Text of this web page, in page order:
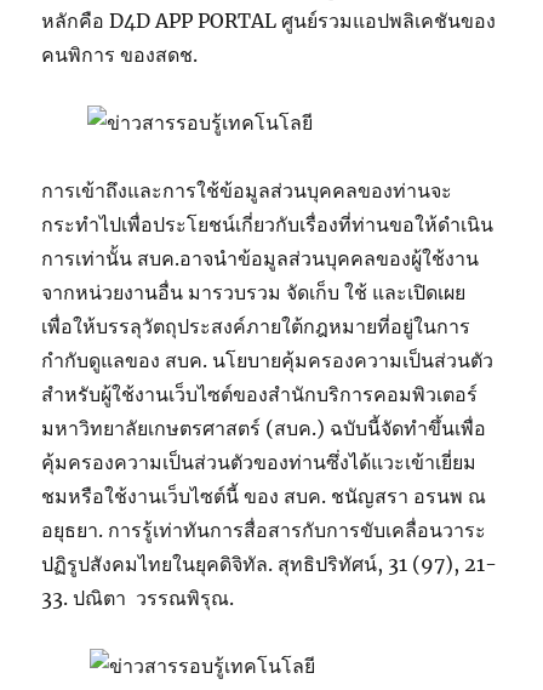
หลักคือ D4D APP PORTAL ศูนย์รวมแอปพลิเคชันของ
คนพิการ ของสดช.
การเข้าถึงและการใช้ข้อมูลส่วนบุคคลของท่านจะ
กระทำไปเพื่อประโยชน์เกี่ยวกับเรื่องที่ท่านขอให้ดำเนิน
การเท่านั้น สบค.อาจนำข้อมูลส่วนบุคคลของผู้ใช้งาน
จากหน่วยงานอื่น มารวบรวม จัดเก็บ ใช้ และเปิดเผย
เพื่อให้บรรลุวัตถุประสงค์ภายใต้กฎหมายที่อยู่ในการ
กำกับดูแลของ สบค. นโยบายคุ้มครองความเป็นส่วนตัว
สำหรับผู้ใช้งานเว็บไซต์ของสำนักบริการคอมพิวเตอร์
มหาวิทยาลัยเกษตรศาสตร์ (สบค.) ฉบับนี้จัดทำขึ้นเพื่อ
คุ้มครองความเป็นส่วนตัวของท่านซึ่งได้แวะเข้าเยี่ยม
ชมหรือใช้งานเว็บไซต์นี้ ของ สบค. ชนัญสรา อรนพ ณ
อยุธยา. การรู้เท่าทันการสื่อสารกับการขับเคลื่อนวาระ
ปฏิรูปสังคมไทยในยุคดิจิทัล. สุทธิปริทัศน์, 31 (97), 21-
33. ปณิตา วรรณพิรุณ.